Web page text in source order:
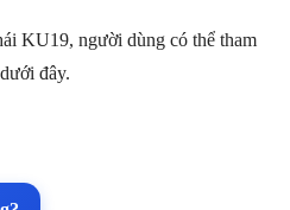
KU19, người dùng có thể tham
đây.